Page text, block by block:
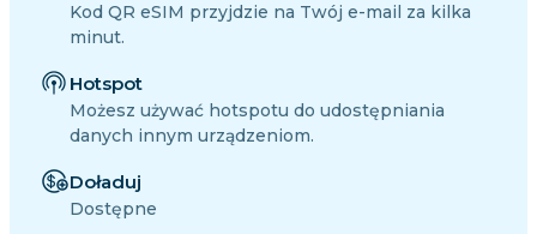
Kod QR eSIM przyjdzie na Twój e-mail za kilka
minut.
Hotspot
Możesz używać hotspotu do udostępniania
danych innym urządzeniom.
Doładuj
Dostępne